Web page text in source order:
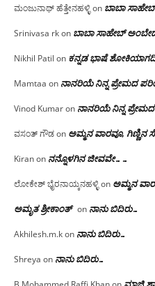
ಮಂಜುನಾಥ್ ಹೆತ್ತೇನಹಳ್ಳಿon ಬಾಬಾ
Srinivasa rkon ಬಾಬಾ ಸಾಹೇಬ್
Nikhil Patil on ಕನ್ನಡ ಭಾಷೆ
Mamtaa on ನಾನರಿಯೆ ನಿನ್ನ ಪ್ರೇಮದ
Vinod Kumaron ನಾನರಿಯೆ ನಿನ್ನ
ವಸಂತ್ ಗೌಡon ಅಮ್ಮನ ವಾರವೂ, ಗಿಣ್ಣಿನ
Kiranon ನನ್ನೊಳಗಿನ ಜೀವವೇ……
ಲೋಕೇಶ್ ಭೈರನಾಯ್ಕನಹಳ್ಳಿon ಅಮ್ಮನ
ಅಮೃತ ಶ್ರೀಕಾಂತ್ on ನಾನು ಬಿದಿರು…
Akhilesh.m.kon ನಾನು ಬಿದಿರು…
Shreya on ನಾನು ಬಿದಿರು…